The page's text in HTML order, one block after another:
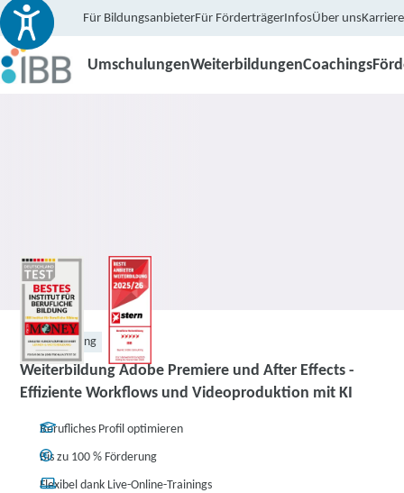
Für BildungsanbieterFür FörderträgerInfosÜber unsKarriere
UmschulungenWeiterbildungenCoachings
Weiterbildung
Weiterbildung Adobe Premiere und After Effects -
Effiziente Workflows und Videoproduktion mit KI
Berufliches Profil optimieren
Bis zu 100 % Förderung
Flexibel dank Live-Online-Trainings